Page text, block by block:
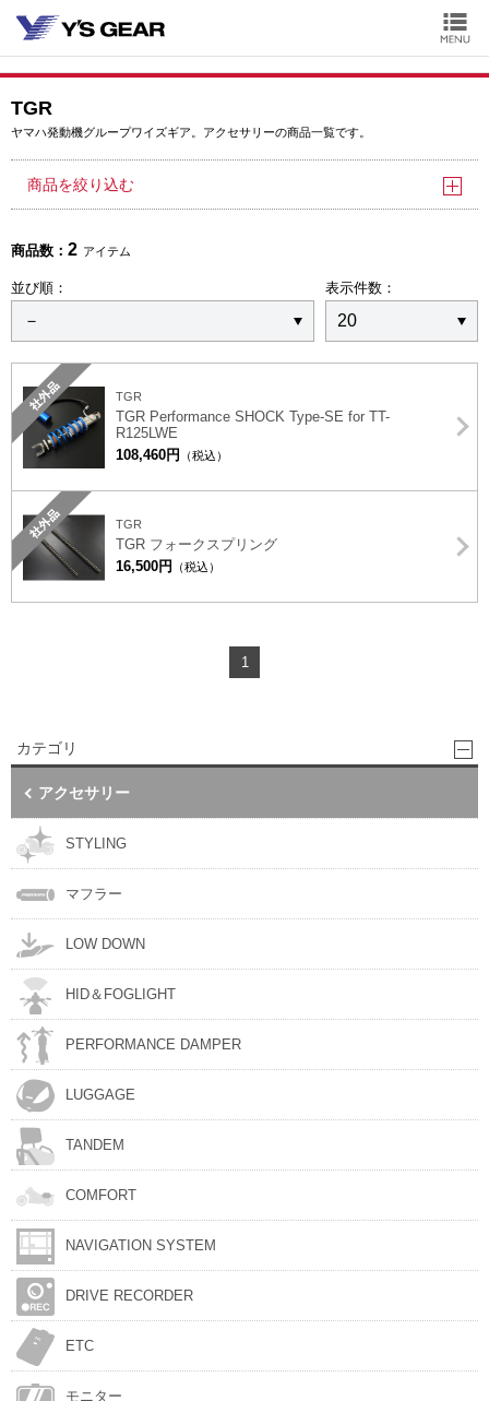
TGR
ヤマハ発動機グループワイズギア。アクセサリーの商品一覧です。
商品を絞り込む
商品数： 2 アイテム
並び順： 表示件数：
TGR
TGR Performance SHOCK Type-SE for TT-
R125LWE
108,460円
（税込）
TGR
TGR フォークスプリング
16,500円
（税込）
1
カテゴリ
アクセサリー
STYLING
マフラー
LOW DOWN
HID＆FOGLIGHT
PERFORMANCE DAMPER
LUGGAGE
TANDEM
COMFORT
NAVIGATION SYSTEM
DRIVE RECORDER
ETC
モニター